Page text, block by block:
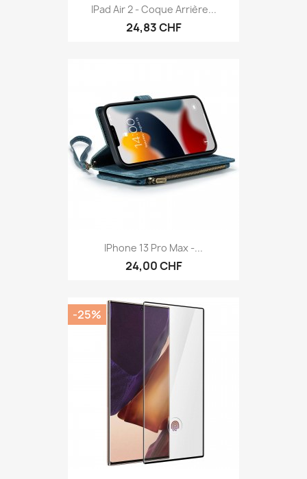
IPad Air 2 - Coque Arrière...
24,83 CHF
IPhone 13 Pro Max -...
24,00 CHF
-25%